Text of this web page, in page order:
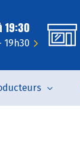
19:30
19h30